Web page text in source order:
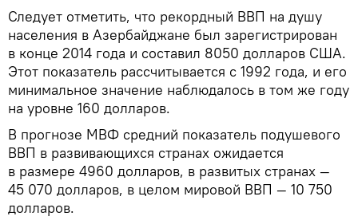
Следует отметить, что рекордный ВВП на душу
населения в Азербайджане был зарегистрирован
в конце 2014 года и составил 8050 долларов США.
Этот показатель рассчитывается с 1992 года, и его
минимальное значение наблюдалось в том же году
на уровне 160 долларов.
В прогнозе МВФ средний показатель подушевого
ВВП в развивающихся странах ожидается
в размере 4960 долларов, в развитых странах —
45 070 долларов, в целом мировой ВВП — 10 750
долларов.